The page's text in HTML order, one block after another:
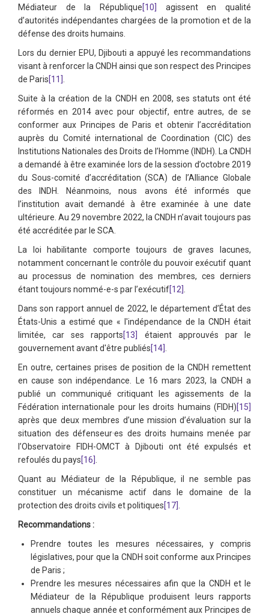
Médiateur de la République[10]
agissent en qualité
d’autorités indépendantes chargées de la promotion et de la
défense des droits humains.
Lors du dernier EPU, Djibouti a appuyé les recommandations
visant à renforcer la CNDH ainsi que son respect des Principes
de Paris[11] .
Suite à la création de la CNDH en 2008, ses statuts ont été
réformés en 2014 avec pour objectif, entre autres, de se
conformer aux Principes de Paris et obtenir l’accréditation
auprès du Comité international de Coordination (CIC) des
Institutions Nationales des Droits de l’Homme (INDH). La CNDH
a demandé à être examinée lors de la session d’octobre 2019
du Sous-comité d’accréditation (SCA) de l’Alliance Globale
des INDH. Néanmoins, nous avons été informés que
l’institution avait demandé à être examinée à une date
ultérieure. Au 29 novembre 2022, la CNDH n’avait toujours pas
été accréditée par le SCA.
La loi habilitante comporte toujours de graves lacunes,
notamment concernant le contrôle du pouvoir exécutif quant
au processus de nomination des membres, ces derniers
étant toujours nommé-e-s par l’exécutif[12] .
Dans son rapport annuel de 2022, le département d’État des
États-Unis a estimé que « l'indépendance de la CNDH était
limitée, car ses rapports[13]
étaient approuvés par le
gouvernement avant d'être publiés[14] .
En outre, certaines prises de position de la CNDH remettent
en cause son indépendance. Le 16 mars 2023, la CNDH a
publié un communiqué critiquant les agissements de la
Fédération internationale pour les droits humains (FIDH)[15]
après que deux membres d’une mission d’évaluation sur la
situation des défenseur·es des droits humains menée par
l’Observatoire FIDH-OMCT à Djibouti ont été expulsés et
refoulés du pays[16] .
Quant au Médiateur de la République, il ne semble pas
constituer un mécanisme actif dans le domaine de la
protection des droits civils et politiques[17] .
Recommandations :
Prendre toutes les mesures nécessaires, y compris
législatives, pour que la CNDH soit conforme aux Principes
de Paris ;
Prendre les mesures nécessaires afin que la CNDH et le
Médiateur de la République produisent leurs rapports
annuels chaque année et conformément aux Principes de